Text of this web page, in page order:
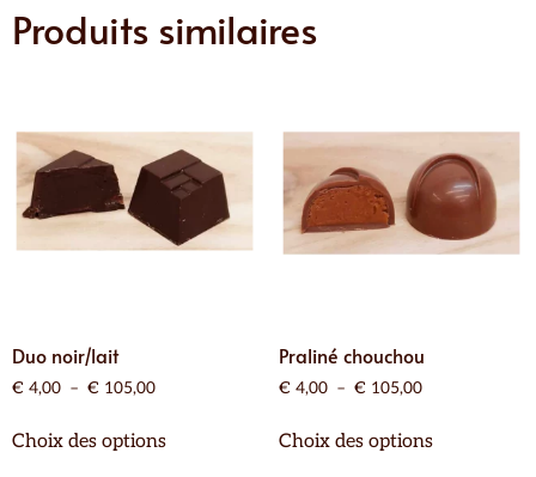
Produits similaires
Duo noir/lait
€ 4,00 – € 105,00
Choix des options
Praliné chouchou
€ 4,00 – € 105,00
Choix des options